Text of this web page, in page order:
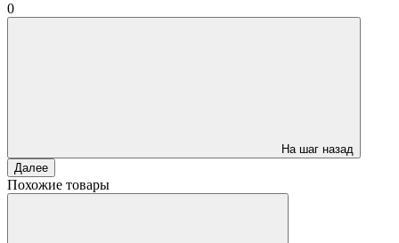
0
На шаг назад
Далее
Похожие товары